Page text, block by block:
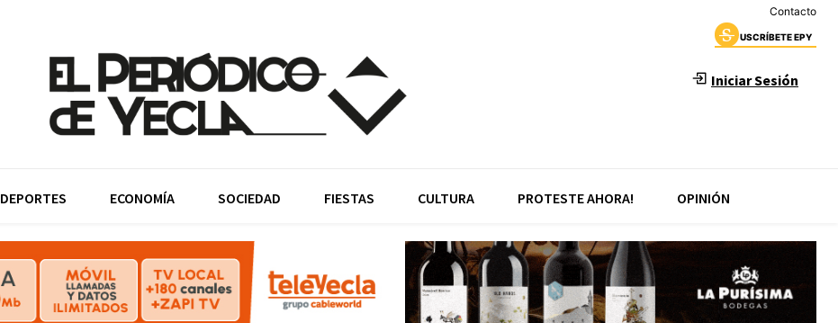
Contacto
USCRÍBETE EPY
Iniciar Sesión
DEPORTES ECONOMÍA SOCIEDAD FIESTAS CULTURA PROTESTE AHORA! OPINIÓN